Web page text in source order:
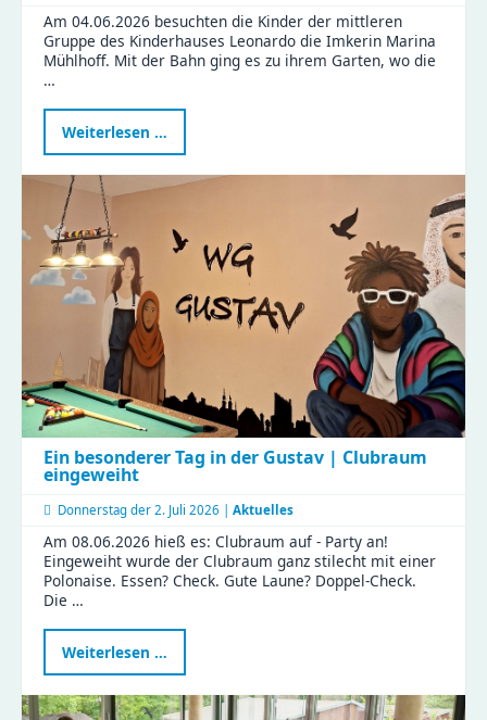
Am 04.06.2026 besuchten die Kinder der mittleren
Gruppe des Kinderhauses Leonardo die Imkerin Marina
Mühlhoff. Mit der Bahn ging es zu ihrem Garten, wo die
…
Weiterlesen …
bei
der
Imkerin
Ein besonderer Tag in der Gustav | Clubraum
eingeweiht
Donnerstag der 2. Juli 2026 | Aktuelles
Am 08.06.2026 hieß es: Clubraum auf - Party an!
Eingeweiht wurde der Clubraum ganz stilecht mit einer
Polonaise. Essen? Check. Gute Laune? Doppel-Check.
Die …
Weiterlesen …
besonderer
Tag
in